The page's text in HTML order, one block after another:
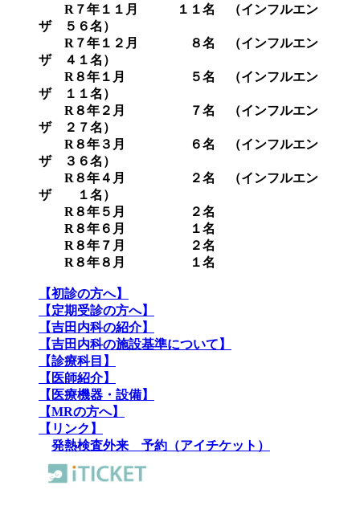
R７年１１月 １１名 （インフルエン
ザ ５６名）
R７年１２月 ８名 （インフルエン
ザ ４１名）
R８年１月 ５名 （インフルエン
ザ １１名）
R８年２月 ７名 （インフルエン
ザ ２７名）
R８年３月 ６名 （インフルエン
ザ ３６名）
R８年４月 ２名 （インフルエン
ザ １名）
R８年５月 ２名
R８年６月 １名
R８年７月 ２名
R８年８月 １名
【初診の方へ】
【定期受診の方へ】
【吉田内科の紹介】
【吉田内科の施設基準について】
【診療科目】
【医師紹介】
【医療機器・設備】
【MRの方へ】
【リンク】
発熱検査外来 予約（アイチケット）